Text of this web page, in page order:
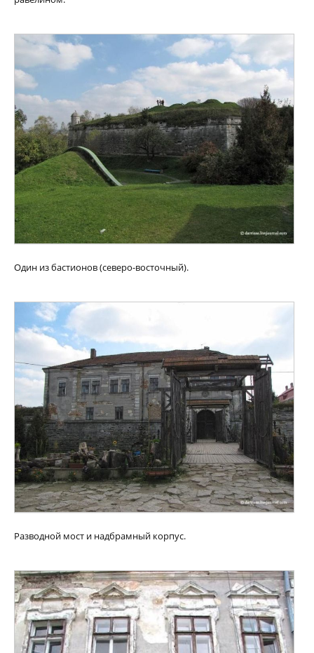
Один из бастионов (северо-восточный).
Разводной мост и надбрамный корпус.